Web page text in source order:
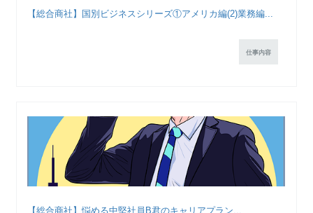
【総合商社】国別ビジネスシリーズ①アメリカ編(2)業務編...
仕事内容
【総合商社】悩める中堅社員B君のキャリアプラン...